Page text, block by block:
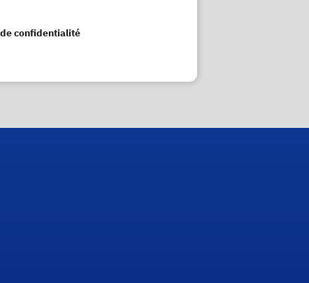
confidentialité